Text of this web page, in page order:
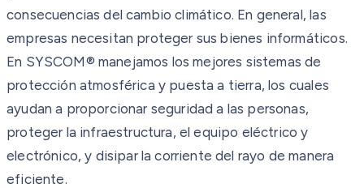
consecuencias del cambio climático. En general, las
empresas necesitan proteger sus bienes informáticos.
En SYSCOM® manejamos los mejores sistemas de
protección atmosférica y puesta a tierra, los cuales
ayudan a proporcionar seguridad a las personas,
proteger la infraestructura, el equipo eléctrico y
electrónico, y disipar la corriente del rayo de manera
eficiente.